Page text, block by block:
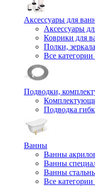
Аксессуары для
Аксессуары
Коврики для
Полки, зеркала
Все категории
Подводки,
Подводка
Ванны
Ванны
Ванны
Ванны
Все категории